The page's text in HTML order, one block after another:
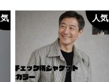
人気